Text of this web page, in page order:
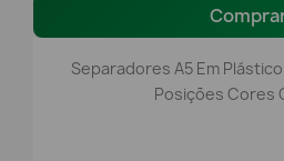
Separadores A5 Em
Posições Cores